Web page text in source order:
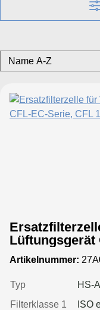
Lüftungsgerät
Artikelnummer:
Typ
HS-
Filterklasse 1
ISO